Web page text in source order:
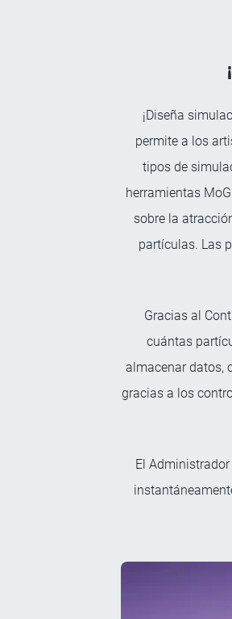
¡Diseña
permite a los
tipos de
herramientas
sobre la
partículas. Las
Gracias al
cuántas
almacenar datos,
gracias a los
El